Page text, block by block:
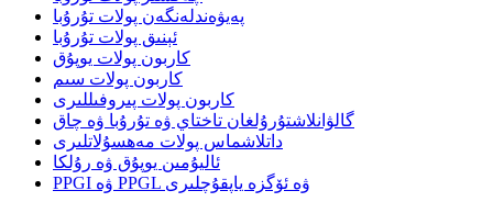
پەيۋەندلەنگەن پولات تۇرۇبا
ئېنىق پولات تۇرۇبا
كاربون پولات يوپۇق
كاربون پولات سىم
كاربون پولات پىروفىللىرى
گالۋانلاشتۇرۇلغان تاختاي ۋە تۇرۇبا ۋە چاق
داتلاشماس پولات مەھسۇلاتلىرى
ئاليۇمىن يوپۇق ۋە رۇلكا
PPGI ۋە PPGL ۋە ئۆگزە ياپقۇچلىرى